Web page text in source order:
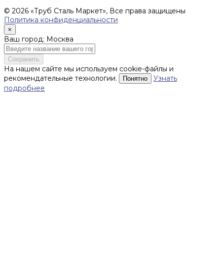
© 2026 «Труб Сталь Маркет», Все права защищены
Политика конфиденциальности
×
Ваш город: Москва
Сохранить
На нашем сайте мы используем cookie-файлы и
рекомендательные технологии.
Понятно
Узнать
подробнее